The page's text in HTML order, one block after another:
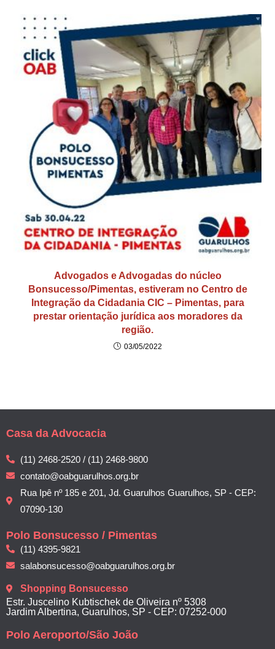
Advogados e Advogadas do núcleo
Bonsucesso/Pimentas, estiveram no Centro de
Integração da Cidadania CIC – Pimentas, para
prestar orientação jurídica aos moradores da
região.
03/05/2022
Casa da Advocacia
(11) 2468-2520 / (11) 2468-9800
contato@oabguarulhos.org.br
Rua Ipê nº 185 e 201, Jd. Guarulhos Guarulhos, SP - CEP:
07090-130
Polo Bonsucesso / Pimentas
(11) 4395-9821
salabonsucesso@oabguarulhos.org.br
Shopping Bonsucesso
Estr. Juscelino Kubtischek de Oliveira nº 5308
Jardim Albertina, Guarulhos, SP - CEP: 07252-000
Polo Aeroporto/São João